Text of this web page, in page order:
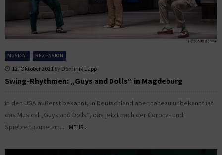
MUSICAL REZENSION
12. Oktober 2021 by Dominik Lapp
Swing-Rhythmen: „Guys and Dolls“ in Magdeburg
In den USA äußerst bekannt, in Deutschland aber nahezu unbekannt ist
das Musical „Guys and Dolls“, das jetzt nach der Corona- und
Spielzeitpause am...
MEHR...